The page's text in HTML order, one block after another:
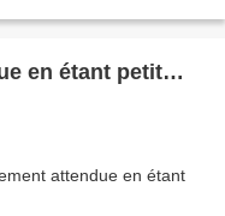
en étant petit…